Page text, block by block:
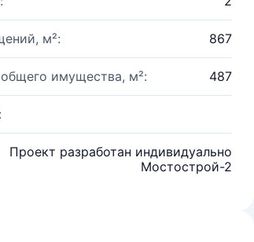
м²: 867
имущества, м²: 487
Проект разработан индивидуально
Мостострой-2